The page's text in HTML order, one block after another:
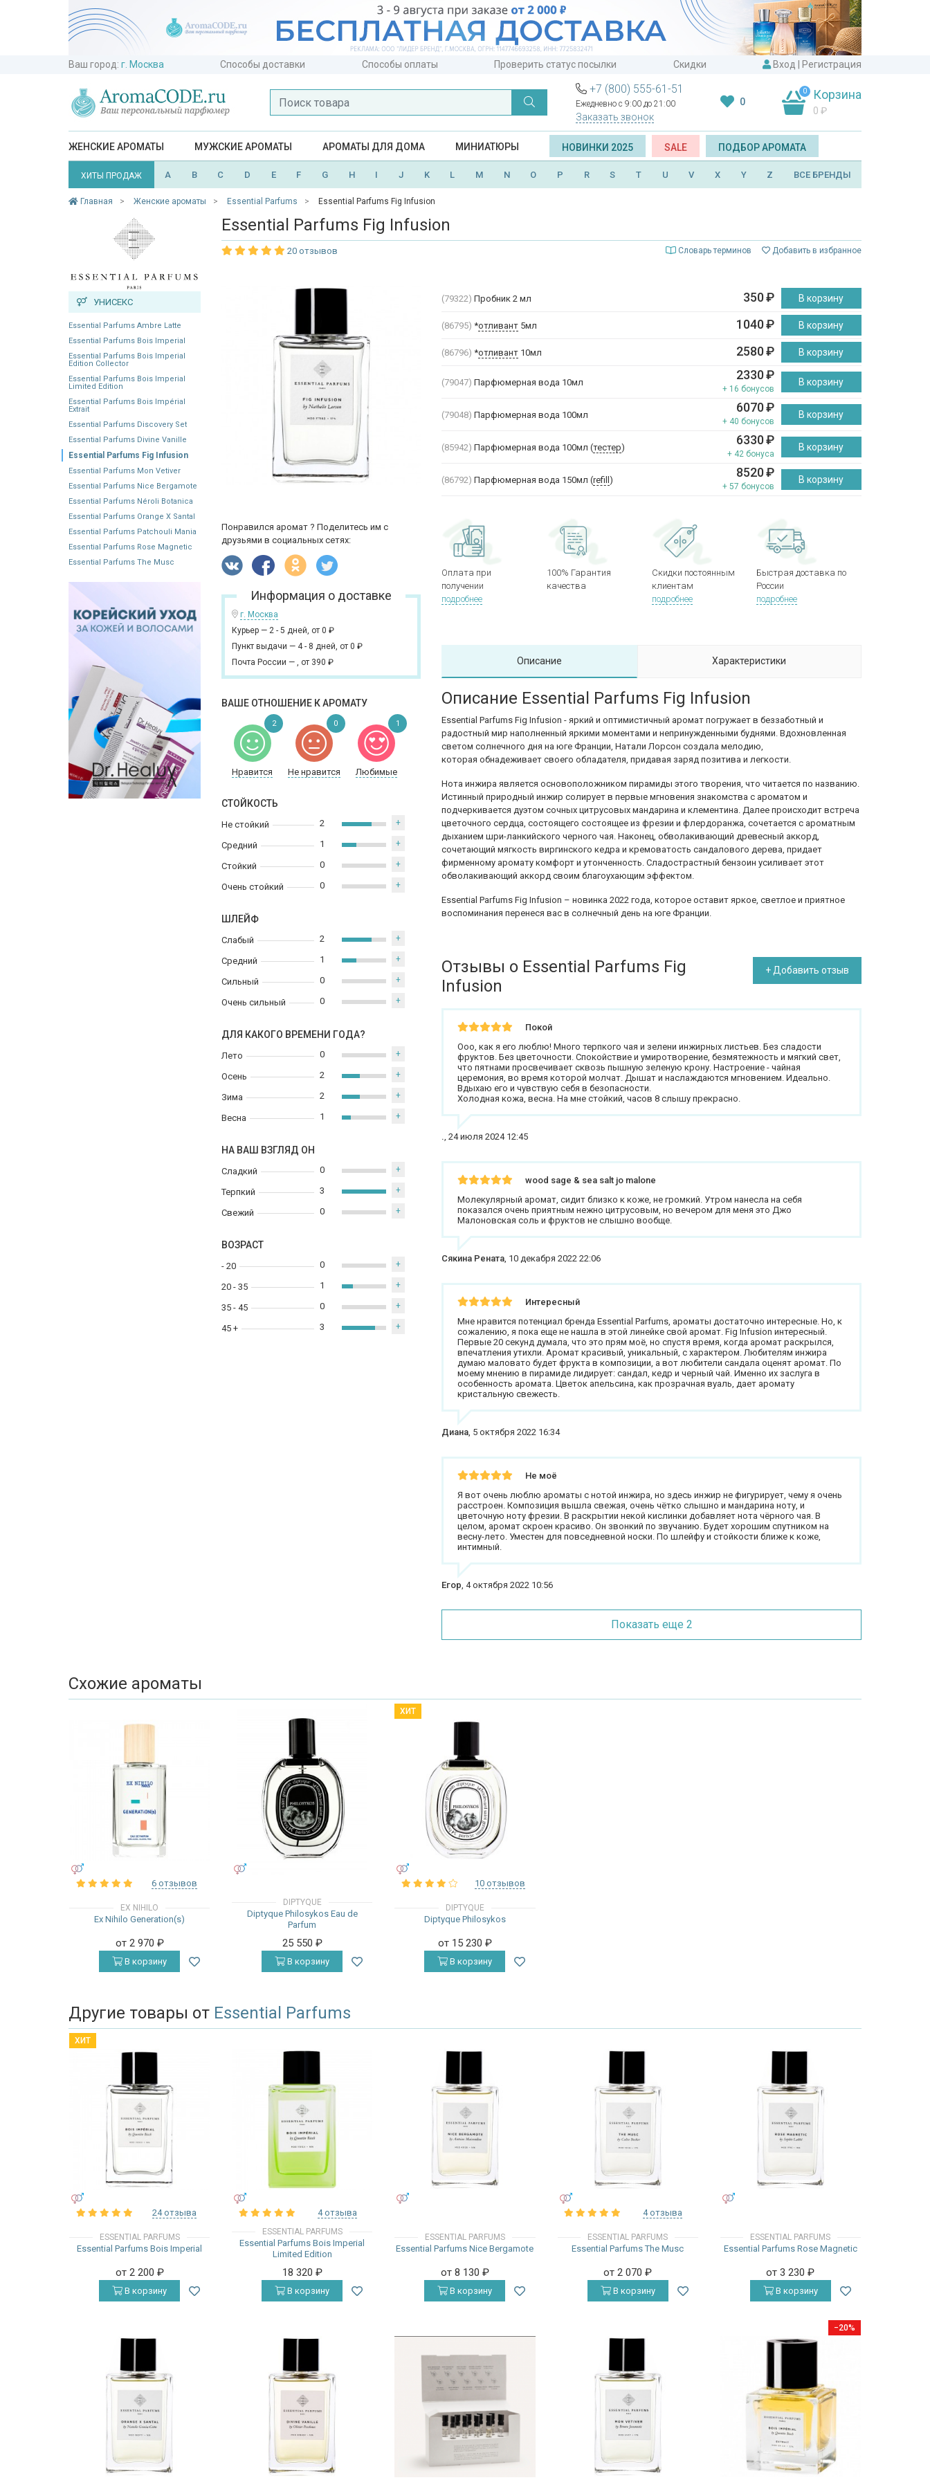
Ваш город: г. Москва Способы доставки Способы оплаты Проверить статус посылки Скидки Вход Регистрация
+7 (800) 555-61-51
Ежедневно с 9:00 до 21:00
Заказать звонок
0
0 Корзина
0 ₽
ЖЕНСКИЕ АРОМАТЫ МУЖСКИЕ АРОМАТЫ АРОМАТЫ ДЛЯ ДОМА МИНИАТЮРЫ НОВИНКИ 2025 SALE ПОДБОР АРОМАТА
ХИТЫ ПРОДАЖ A B C D E F G H I J K L M N O P R S T U V X Y Z ВСЕ БРЕНДЫ
Главная Женские ароматы Essential Parfums Essential Parfums Fig Infusion
УНИСЕКС
Essential Parfums Ambre Latte
Essential Parfums Bois Imperial
Essential Parfums Bois Imperial
Edition Collector
Essential Parfums Bois Imperial
Limited Edition
Essential Parfums Bois Impérial
Extrait
Essential Parfums Discovery Set
Essential Parfums Divine Vanille
Essential Parfums Fig Infusion
Essential Parfums Mon Vetiver
Essential Parfums Nice Bergamote
Essential Parfums Néroli Botanica
Essential Parfums Orange X Santal
Essential Parfums Patchouli Mania
Essential Parfums Rose Magnetic
Essential Parfums The Musc
Essential Parfums Fig Infusion
20 отзывов Словарь терминов Добавить в избранное
Понравился аромат ? Поделитесь им с
друзьями в социальных сетях:
Информация о доставке
г. Москва
Курьер — 2 - 5 дней, от 0 ₽
Пункт выдачи — 4 - 8 дней, от 0 ₽
Почта России — , от 390 ₽
ВАШЕ ОТНОШЕНИЕ К АРОМАТУ
Нравится Не нравится Любимые
2 0 1
СТОЙКОСТЬ
Не стойкий
Средний
Стойкий
Очень стойкий
2 +
1 +
0 +
0 +
ШЛЕЙФ
Слабый
Средний
Сильный
Очень сильный
2 +
1 +
0 +
0 +
ДЛЯ КАКОГО ВРЕМЕНИ ГОДА?
Лето
Осень
Зима
Весна
0 +
2 +
2 +
1 +
НА ВАШ ВЗГЛЯД ОН
Сладкий
Терпкий
Свежий
0 +
3 +
0 +
ВОЗРАСТ
- 20
20 - 35
35 - 45
45 +
0 +
1 +
0 +
3 +
(79322) Пробник 2 мл 350₽ В корзину
(86795) *отливант 5мл 1040₽ В корзину
(86796) *отливант 10мл 2580₽ В корзину
(79047) Парфюмерная вода 10мл 2330₽
+ 16 бонусов
В корзину
(79048) Парфюмерная вода 100мл 6070₽
+ 40 бонусов
В корзину
(85942) Парфюмерная вода 100мл (тестер) 6330₽
+ 42 бонуса
В корзину
(86792) Парфюмерная вода 150мл (refill) 8520₽
+ 57 бонусов
В корзину
Оплата при
получении
подробнее
100% Гарантия
качества
Скидки постоянным
клиентам
подробнее
Быстрая доставка по
России
подробнее
Описание Характеристики
Описание Essential Parfums Fig Infusion
Essential Parfums Fig Infusion - яркий и оптимистичный аромат погружает в беззаботный и
радостный мир наполненный яркими моментами и непринужденными буднями. Вдохновленная
светом солнечного дня на юге Франции, Натали Лорсон создала мелодию,
которая обнадеживает своего обладателя, придавая заряд позитива и легкости.
Нота инжира является основоположником пирамиды этого творения, что читается по названию.
Истинный природный инжир солирует в первые мгновения знакомства с ароматом и
подчеркивается дуэтом сочных цитрусовых мандарина и клементина. Далее происходит встреча
цветочного сердца, состоящего состоящее из фрезии и флердоранжа, сочетается с ароматным
дыханием шри-ланкийского черного чая. Наконец, обволакивающий древесный аккорд,
сочетающий мягкость виргинского кедра и кремоватость сандалового дерева, придает
фирменному аромату комфорт и утонченность. Сладострастный бензоин усиливает этот
обволакивающий аккорд своим благоухающим эффектом.
Essential Parfums Fig Infusion – новинка 2022 года, которое оставит яркое, светлое и приятное
воспоминания перенеся вас в солнечный день на юге Франции.
Отзывы о Essential Parfums Fig
Infusion
+ Добавить отзыв
Покой
Ооо, как я его люблю! Много терпкого чая и зелени инжирных листьев. Без сладости
фруктов. Без цветочности. Спокойствие и умиротворение, безмятежность и мягкий свет,
что пятнами просвечивает сквозь пышную зеленую крону. Настроение - чайная
церемония, во время которой молчат. Дышат и наслаждаются мгновением. Идеально.
Вдыхаю его и чувствую себя в безопасности.
Холодная кожа, весна. На мне стойкий, часов 8 слышу прекрасно.
.,24 июля 2024 12:45
wood sage & sea salt jo malone
Молекулярный аромат, сидит близко к коже, не громкий. Утром нанесла на себя
показался очень приятным нежно цитрусовым, но вечером для меня это Джо
Малоновская соль и фруктов не слышно вообще.
Сякина Рената, 10 декабря 2022 22:06
Интересный
Мне нравится потенциал бренда Essential Parfums, ароматы достаточно интересные. Но, к
сожалению, я пока еще не нашла в этой линейке свой аромат. Fig Infusion интересный.
Первые 20 секунд думала, что это прям моё, но спустя время, когда аромат раскрылся,
впечатления утихли. Аромат красивый, уникальный, с характером. Любителям инжира
думаю маловато будет фрукта в композиции, а вот любители сандала оценят аромат. По
моему мнению в пирамиде лидирует: сандал, кедр и черный чай. Именно их заслуга в
особенность аромата. Цветок апельсина, как прозрачная вуаль, дает аромату
кристальную свежесть.
Диана, 5 октября 2022 16:34
Не моё
Я вот очень люблю ароматы с нотой инжира, но здесь инжир не фигурирует, чему я очень
расстроен. Композиция вышла свежая, очень чётко слышно и мандарина ноту, и
цветочную ноту фрезии. В раскрытии некой кислинки добавляет нота чёрного чая. В
целом, аромат скроен красиво. Он звонкий по звучанию. Будет хорошим спутником на
весну-лето. Уместен для повседневной носки. По шлейфу и стойкости ближе к коже,
интимный.
Егор,4 октября 2022 10:56
Показать еще 2
Схожие ароматы
6 отзывов
EX NIHILO
Ex Nihilo Generation(s)
от 2 970 ₽
В корзину
DIPTYQUE
Diptyque Philosykos Eau de
Parfum
25 550 ₽
В корзину
ХИТ
10 отзывов
DIPTYQUE
Diptyque Philosykos
от 15 230 ₽
В корзину
Другие товары от Essential Parfums
ХИТ
24 отзыва
ESSENTIAL PARFUMS
Essential Parfums Bois Imperial
от 2 200 ₽
В корзину
4 отзыва
ESSENTIAL PARFUMS
Essential Parfums Bois Imperial
Limited Edition
18 320 ₽
В корзину
ESSENTIAL PARFUMS
Essential Parfums Nice Bergamote
от 8 130 ₽
В корзину
4 отзыва
ESSENTIAL PARFUMS
Essential Parfums The Musc
от 2 070₽
В корзину
ESSENTIAL PARFUMS
Essential Parfums Rose Magnetic
от 3 230₽
В корзину
−20%